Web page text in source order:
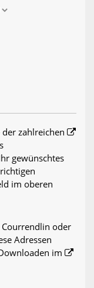
zahlreichen
gewünschtes
im oberen
Courrendlin oder
Adressen
im